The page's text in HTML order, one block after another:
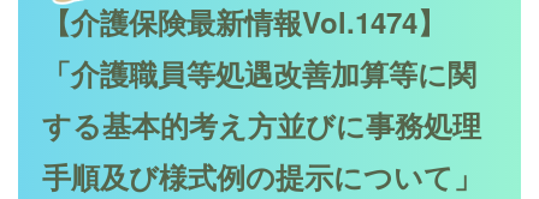
【介護保険最新情報Vol.1474】
「介護職員等処遇改善加算等に関
する基本的考え方並びに事務処理
手順及び様式例の提示について」